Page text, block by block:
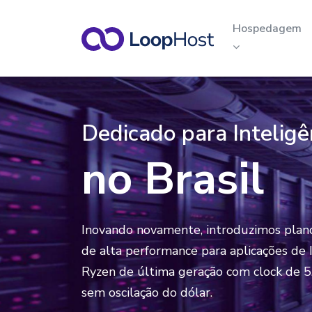
Hospedagem
Revenda de
cPanel
Planos para empresas
precisam hospedar e
vários sites.
Servidor VPS
VPS com data center no Brasil,
melhor custo benefício.
Cloud Server
Máxima escalabilidade e
performance para suas
LoopHost — Servidores
Dedicado para
no Brasil
Inovando novamente, introduzimos
de alta performance para aplicações de
Ryzen de última geração com clock de
sem oscilação do dólar.